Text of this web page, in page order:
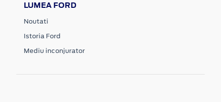
LUMEA FORD
Noutati
Istoria Ford
Mediu inconjurator